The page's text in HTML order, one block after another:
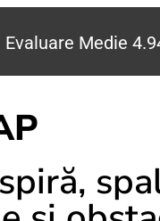
Evaluare Medie